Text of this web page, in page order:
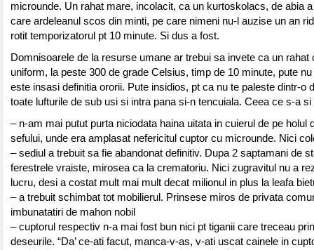
microunde. Un rahat mare, incolacit, ca un kurtoskolacs, de abia
care ardeleanul scos din minti, pe care nimeni nu-l auzise un an
rotit temporizatorul pt 10 minute. Si dus a fost.
Domnisoarele de la resurse umane ar trebui sa invete ca un rahat
uniform, la peste 300 de grade Celsius, timp de 10 minute, pute
este insasi definitia ororii. Pute insidios, pt ca nu te paleste dintr-o
toate lufturile de sub usi si intra pana si-n tencuiala. Ceea ce s-a si
– n-am mai putut purta niciodata haina uitata in cuierul de pe holul
sefului, unde era amplasat nefericitul cuptor cu microunde. Nici
– sediul a trebuit sa fie abandonat definitiv. Dupa 2 saptamani de
ferestrele vraiste, mirosea ca la crematoriu. Nici zugravitul nu a
lucru, desi a costat mult mai mult decat milionul in plus la leafa
– a trebuit schimbat tot mobilierul. Prinsese miros de privata
imbunatatiri de mahon nobil
– cuptorul respectiv n-a mai fost bun nici pt tiganii care treceau
deseurile. “Da’ ce-ati facut, manca-v-as, v-ati uscat cainele in